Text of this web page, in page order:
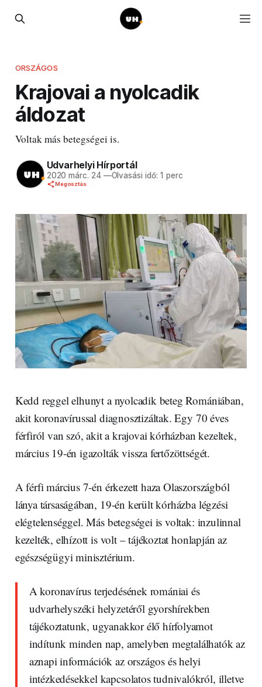
ORSZÁGOS
Krajovai a nyolcadik
áldozat
Voltak más betegségei is.
Udvarhelyi Hírportál
2020 márc. 24 —Olvasási idő: 1 perc
Megosztás
Kedd reggel elhunyt a nyolcadik beteg Romániában,
akit koronavírussal diagnosztizáltak. Egy 70 éves
férfiról van szó, akit a krajovai kórházban kezeltek,
március 19-én igazolták vissza fertőzöttségét.
A férfi március 7-én érkezett haza Olaszországból
lánya társaságában, 19-én került kórházba légzési
elégtelenséggel. Más betegségei is voltak: inzulinnal
kezelték, elhízott is volt – tájékoztat honlapján az
egészségügyi minisztérium.
A koronavírus terjedésének romániai és
udvarhelyszéki helyzetéről gyorshírekben
tájékoztatunk, ugyanakkor élő hírfolyamot
indítunk minden nap, amelyben megtalálhatók az
aznapi információk az országos és helyi
intézkedésekkel kapcsolatos tudnivalókról, illetve